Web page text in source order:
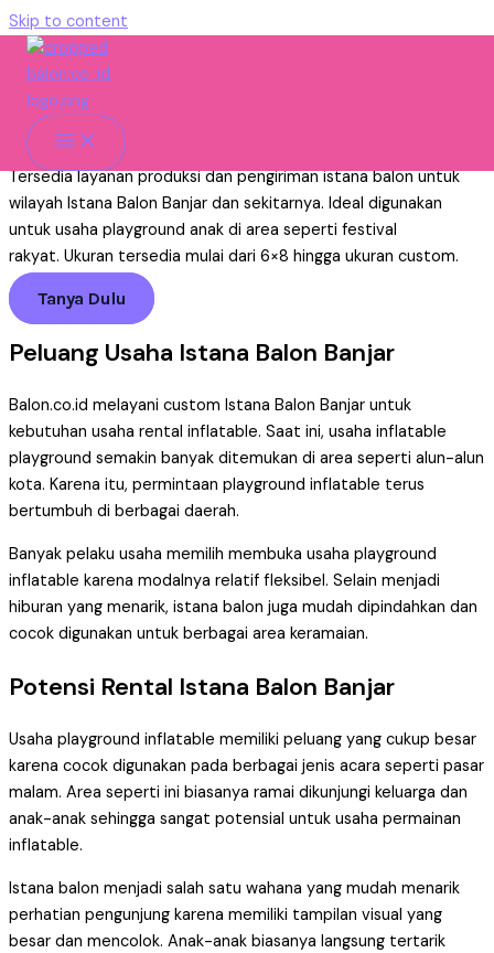
Skip to content
Istana Balon Banjar Untuk
Usaha Rental
Home »Istana Balon
Tersedia layanan produksi dan pengiriman istana balon untuk
wilayah Istana Balon Banjar dan sekitarnya. Ideal digunakan
untuk usaha playground anak di area seperti festival
rakyat. Ukuran tersedia mulai dari 6×8 hingga ukuran custom.
Tanya Dulu
Peluang Usaha Istana Balon Banjar
Balon.co.id melayani custom Istana Balon Banjar untuk
kebutuhan usaha rental inflatable. Saat ini, usaha inflatable
playground semakin banyak ditemukan di area seperti alun-alun
kota. Karena itu, permintaan playground inflatable terus
bertumbuh di berbagai daerah.
Banyak pelaku usaha memilih membuka usaha playground
inflatable karena modalnya relatif fleksibel. Selain menjadi
hiburan yang menarik, istana balon juga mudah dipindahkan dan
cocok digunakan untuk berbagai area keramaian.
Potensi Rental Istana Balon Banjar
Usaha playground inflatable memiliki peluang yang cukup besar
karena cocok digunakan pada berbagai jenis acara seperti pasar
malam. Area seperti ini biasanya ramai dikunjungi keluarga dan
anak-anak sehingga sangat potensial untuk usaha permainan
inflatable.
Istana balon menjadi salah satu wahana yang mudah menarik
perhatian pengunjung karena memiliki tampilan visual yang
besar dan mencolok. Anak-anak biasanya langsung tertarik